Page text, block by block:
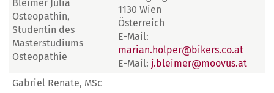
Bleimer Julia
Osteopathin,
Studentin des
Masterstudiums
Osteopathie
1130 Wien
Österreich
E-Mail:
marian.holper@bikers.co.at
E-Mail: j.bleimer@moovus.at
Gabriel Renate, MSc